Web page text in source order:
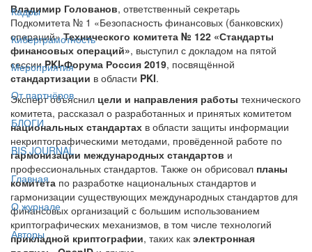
Кадры
Киберграмотность
Мероприятия
От партнёров
БЛОГИ
BIS JOURNAL
Главная
О журнале
Авторы
Владимир Голованов, ответственный секретарь
Подкомитета № 1 «Безопасность финансовых (банковских)
операций»Технического комитета № 122 «Стандарты
финансовых операций», выступил с докладом на пятой
сессииPKI-Форума Россия 2019, посвящённой
стандартизации в области PKI.
Эксперт объяснил цели и направления работы технического
комитета, рассказал о разработанных и принятых комитетом
национальных стандартах в области защиты информации
некриптографическими методами, провёденной работе по
гармонизации международных стандартов и
профессиональных стандартов. Также он обрисовал планы
комитета по разработке национальных стандартов и
гармонизации существующих международных стандартов для
финансовых организаций с большим использованием
криптографических механизмов, в том числе технологий
прикладной криптографии, таких как электронная